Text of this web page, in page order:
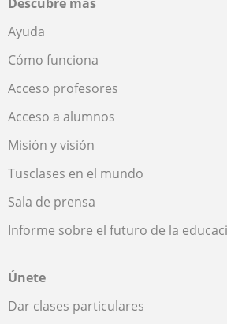
Ayuda
Cómo funciona
Acceso profesores
Acceso a alumnos
Misión y visión
Tusclases en el mundo
Sala de prensa
Informe sobre el futuro de la
Únete
Dar clases particulares